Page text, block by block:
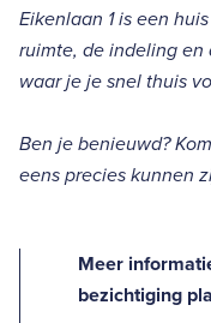
Eikenlaan 1 is een
ruimte, de indeling
waar je je snel thuis
Ben je benieuwd?
eens precies kunnen
Meer
bezichtiging